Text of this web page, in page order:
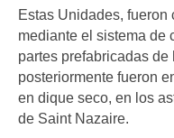
Estas Unidades,
mediante el sistema de
partes prefabricadas
posteriormente fueron
en dique seco, en los
de Saint Nazaire.